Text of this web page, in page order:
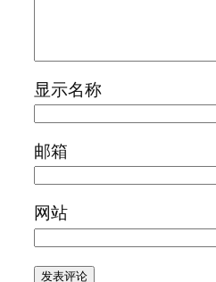
显示名称
邮箱
网站